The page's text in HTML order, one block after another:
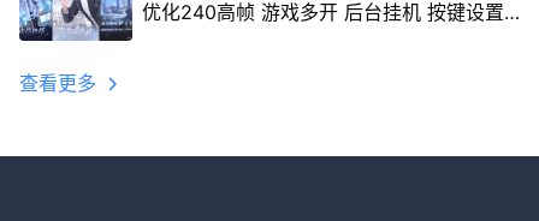
优化240高帧 游戏多开 后台挂机 按键设置
查看更多